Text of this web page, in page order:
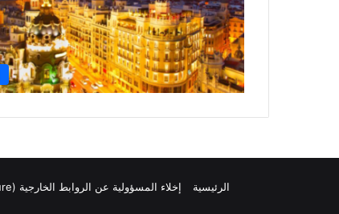
الرئيسية إخلاء المسؤولية عن الروابط الخارجية (Affiliate Disclosure)